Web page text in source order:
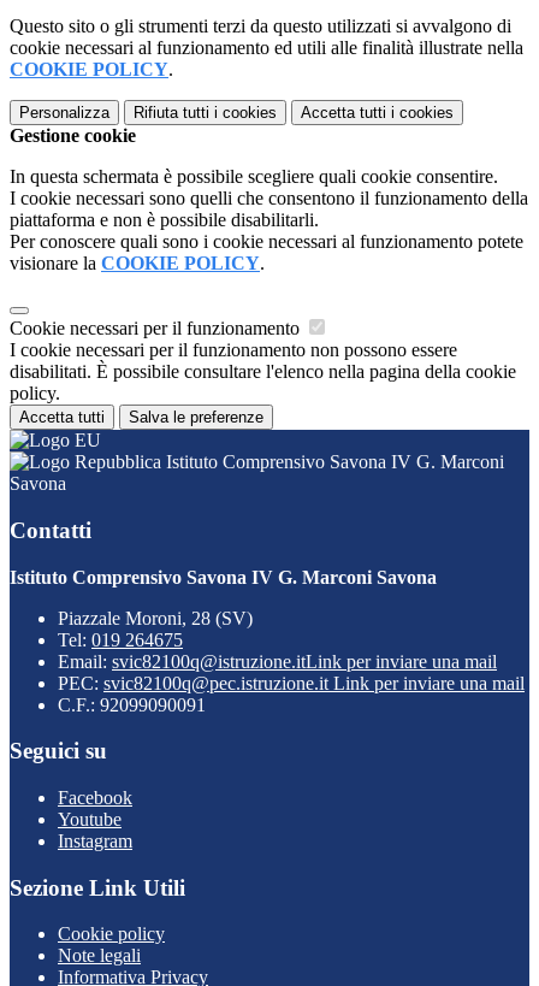
Questo sito o gli strumenti terzi da questo utilizzati si avvalgono di
cookie necessari al funzionamento ed utili alle finalità illustrate nella
COOKIE POLICY.
Personalizza Rifiuta tutti i cookies Accetta tutti i cookies
Gestione cookie
In questa schermata è possibile scegliere quali cookie consentire.
I cookie necessari sono quelli che consentono il funzionamento della
piattaforma e non è possibile disabilitarli.
Per conoscere quali sono i cookie necessari al funzionamento potete
visionare la COOKIE POLICY.
Cookie necessari per il funzionamento
I cookie necessari per il funzionamento non possono essere
disabilitati. È possibile consultare l'elenco nella pagina della cookie
policy.
Accetta tutti Salva le preferenze
Istituto Comprensivo Savona IV G. Marconi
Savona
Contatti
Istituto Comprensivo Savona IV G. Marconi Savona
Piazzale Moroni, 28 (SV)
Tel: 019 264675
Email: svic82100q@istruzione.itLink per inviare una mail
PEC: svic82100q@pec.istruzione.it Link per inviare una mail
C.F.: 92099090091
Seguici su
Facebook
Youtube
Instagram
Sezione Link Utili
Cookie policy
Note legali
Informativa Privacy